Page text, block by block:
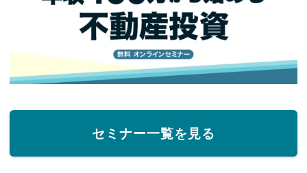
セミナー一覧を見る